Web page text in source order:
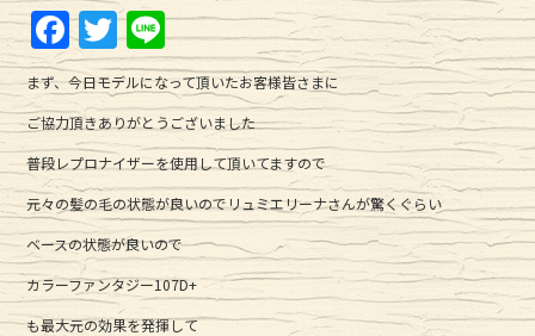
F
a
c
e
b
o
o
k
T
w
it
te
r
Li
n
e
まず、今日モデルになって頂いたお客様皆さまに
ご協力頂きありがとうございました
普段レプロナイザーを使用して頂いてますので
元々の髪の毛の状態が良いのでリュミエリーナさんが驚くぐらい
ベースの状態が良いので
カラーファンタジー107D+
も最大元の効果を発揮して